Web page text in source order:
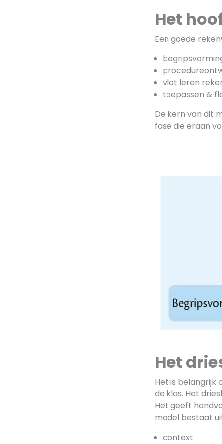
Het
Een goede
vlot leren
toepassen &
De kern van dit
fase die eraan
Het
Het is belangrijk
de klas. Het
Het geeft
model bestaat
context